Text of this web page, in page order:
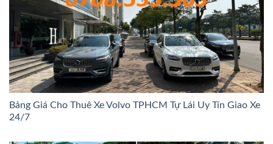
Bảng Giá Cho Thuê Xe Volvo TPHCM Tự Lái Uy Tín Giao Xe
24/7